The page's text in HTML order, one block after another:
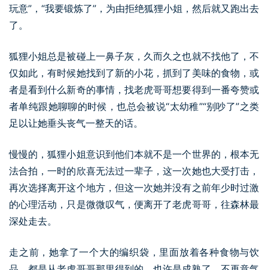
玩意”，“我要锻炼了”，为由拒绝狐狸小姐，然后就又跑出去
了。
狐狸小姐总是被碰上一鼻子灰，久而久之也就不找他了，不
仅如此，有时候她找到了新的小花，抓到了美味的食物，或
者是看到什么新奇的事情，找老虎哥哥想要得到一番夸赞或
者单纯跟她聊聊的时候，也总会被说“太幼稚”“别吵了”之类
足以让她垂头丧气一整天的话。
慢慢的，狐狸小姐意识到他们本就不是一个世界的，根本无
法合拍，一时的欣喜无法过一辈子，这一次她也大受打击，
再次选择离开这个地方，但这一次她并没有之前年少时过激
的心理活动，只是微微叹气，便离开了老虎哥哥，往森林最
深处走去。
走之前，她拿了一个大的编织袋，里面放着各种食物与饮